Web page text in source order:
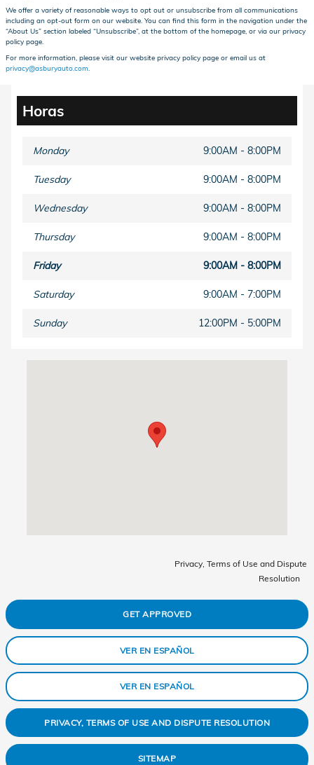
We offer a variety of reasonable ways to opt out or unsubscribe from all communications
including an opt-out form on our website. You can find this form in the navigation under the
“About Us” section labeled “Unsubscribe”, at the bottom of the homepage, or via our privacy
policy page.
For more information, please visit our website privacy policy page or email us at
privacy@asburyauto.com.
Horas
Monday 9:00AM - 8:00PM
Tuesday 9:00AM - 8:00PM
Wednesday 9:00AM - 8:00PM
Thursday 9:00AM - 8:00PM
Friday 9:00AM - 8:00PM
Saturday 9:00AM - 7:00PM
Sunday 12:00PM - 5:00PM
Privacy, Terms of Use and Dispute
Resolution
GET APPROVED
VER EN ESPAÑOL
VER EN ESPAÑOL
PRIVACY, TERMS OF USE AND DISPUTE RESOLUTION
SITEMAP